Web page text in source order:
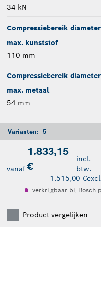
34 kN
Compressiebereik diameter
max. kunststof
110 mm
Compressiebereik diameter
max. metaal
54 mm
Varianten: 5
vanaf
1.833,15
€
incl.
btw.
1.515,00 €
verkrijgbaar bij Bosch
Product vergelijken